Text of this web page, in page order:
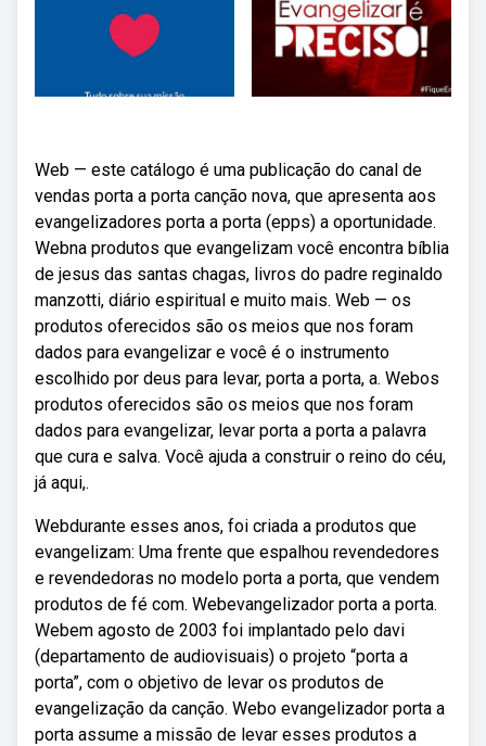
Web — este catálogo é uma publicação do canal de
vendas porta a porta canção nova, que apresenta aos
evangelizadores porta a porta (epps) a oportunidade.
Webna produtos que evangelizam você encontra bíblia
de jesus das santas chagas, livros do padre reginaldo
manzotti, diário espiritual e muito mais. Web — os
produtos oferecidos são os meios que nos foram
dados para evangelizar e você é o instrumento
escolhido por deus para levar, porta a porta, a. Webos
produtos oferecidos são os meios que nos foram
dados para evangelizar, levar porta a porta a palavra
que cura e salva. Você ajuda a construir o reino do céu,
já aqui,.
Webdurante esses anos, foi criada a produtos que
evangelizam: Uma frente que espalhou revendedores
e revendedoras no modelo porta a porta, que vendem
produtos de fé com. Webevangelizador porta a porta.
Webem agosto de 2003 foi implantado pelo davi
(departamento de audiovisuais) o projeto “porta a
porta”, com o objetivo de levar os produtos de
evangelização da canção. Webo evangelizador porta a
porta assume a missão de levar esses produtos a